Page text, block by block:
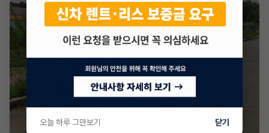
오늘 하루 그만보기 닫기